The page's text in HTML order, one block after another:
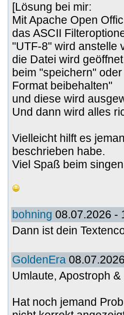
[Lösung bei mir:
Mit Apache Open
das ASCII
"UTF-8" wird anstelle
die Datei wird
beim "speichern"
Format beibehalten"
und diese wird
Und dann wird alles
Vielleicht hilft es
beschrieben habe.
Viel Spaß beim
bohning 08.07.2026 -
Dann ist dein
GoldenEra
Umlaute, Apostroph
Hat noch jemand